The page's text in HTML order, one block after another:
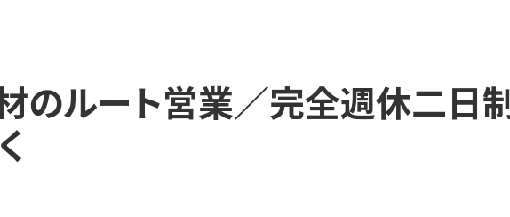
材のルート営業／完全週休二日